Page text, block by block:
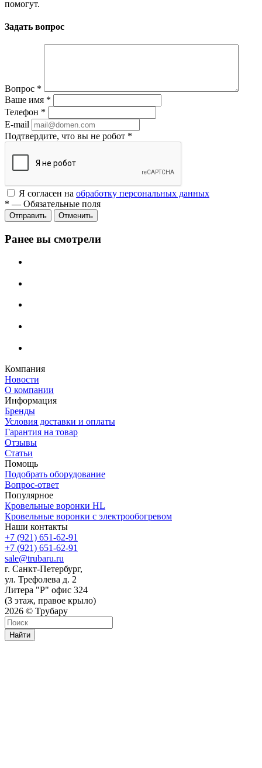
помогут.
Задать вопрос
Вопрос *
Ваше имя *
Телефон *
E-mail
Подтвердите, что вы не робот *
Я согласен на обработку персональных данных
* — Обязательные поля
Отменить
Ранее вы смотрели
Компания
Новости
О компании
Информация
Бренды
Условия доставки и оплаты
Гарантия на товар
Отзывы
Статьи
Помощь
Подобрать оборудование
Вопрос-ответ
Популярное
Кровельные воронки HL
Кровельные воронки с электрообогревом
Наши контакты
+7 (921) 651-62-91
+7 (921) 651-62-91
sale@trubaru.ru
г. Санкт-Петербург,
ул. Трефолева д. 2
Литера "Р" офис 324
(3 этаж, правое крыло)
2026 © Трубару
Найти